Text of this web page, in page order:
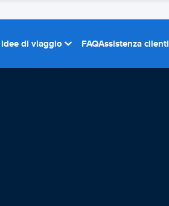
di viaggio FAQAssistenza clienti